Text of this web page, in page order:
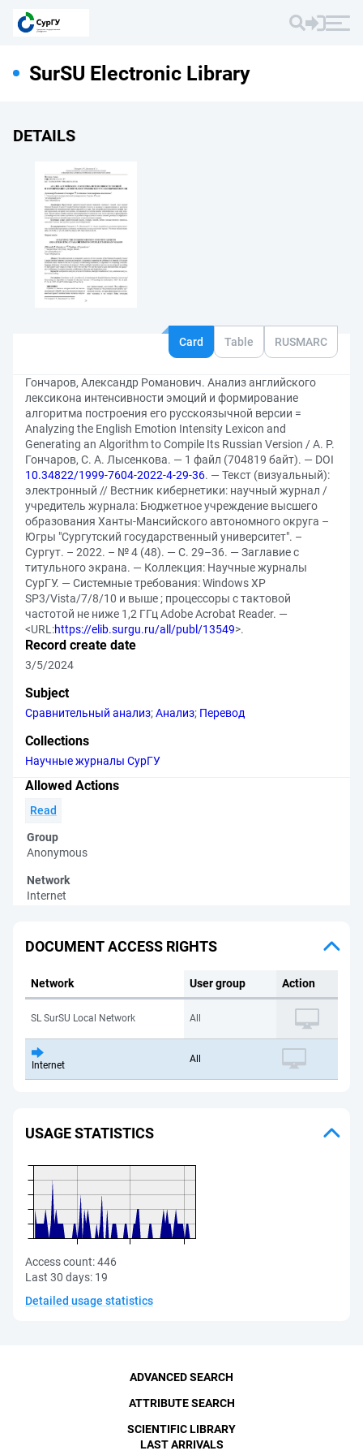
SurSU Electronic Library
DETAILS
Card Table RUSMARC
Гончаров, Александр Романович. Анализ английского
лексикона интенсивности эмоций и формирование
алгоритма построения его русскоязычной версии =
Analyzing the English Emotion Intensity Lexicon and
Generating an Algorithm to Compile Its Russian Version / А. Р.
Гончаров, С. А. Лысенкова. — 1 файл (704819 байт). — DOI
10.34822/1999-7604-2022-4-29-36. — Текст (визуальный):
электронный // Вестник кибернетики: научный журнал /
учредитель журнала: Бюджетное учреждение высшего
образования Ханты-Мансийского автономного округа –
Югры "Сургутский государственный университет". –
Сургут. – 2022. – № 4 (48). — С. 29–36. — Заглавие с
титульного экрана. — Коллекция: Научные журналы
СурГУ. — Системные требования: Windows XP
SP3/Vista/7/8/10 и выше ; процессоры с тактовой
частотой не ниже 1,2 ГГц Adobe Acrobat Reader. —
<URL:https://elib.surgu.ru/all/publ/13549>.
Record create date
3/5/2024
Subject
Сравнительный анализ;Анализ; Перевод
Collections
Научные журналы СурГУ
Allowed Actions
Read
Group
Anonymous
Network
Internet
DOCUMENT ACCESS RIGHTS
Network User group Action
SL SurSU Local Network All
Internet
All
USAGE STATISTICS
Access count:446
Last 30 days: 19
Detailed usage statistics
ADVANCED SEARCH
ATTRIBUTE SEARCH
SCIENTIFIC LIBRARY
LAST ARRIVALS